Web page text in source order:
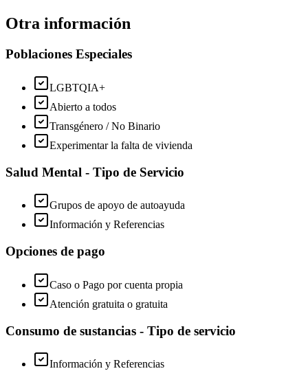
Otra información
Poblaciones Especiales
LGBTQIA+
Abierto a todos
Transgénero / No Binario
Experimentar la falta de vivienda
Salud Mental - Tipo de Servicio
Grupos de apoyo de autoayuda
Información y Referencias
Opciones de pago
Caso o Pago por cuenta propia
Atención gratuita o gratuita
Consumo de sustancias - Tipo de servicio
Información y Referencias